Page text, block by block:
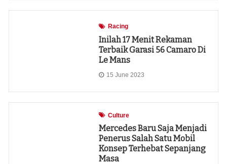
Racing
Inilah 17 Menit Rekaman
Terbaik Garasi 56 Camaro Di
Le Mans
15 June 2023
Culture
Mercedes Baru Saja Menjadi
Penerus Salah Satu Mobil
Konsep Terhebat Sepanjang
Masa